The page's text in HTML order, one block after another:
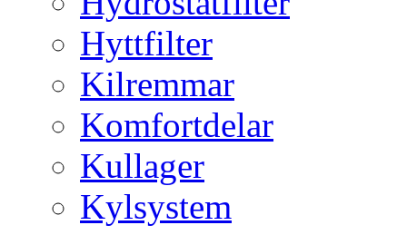
Hyttfilter
Kilremmar
Komfortdelar
Kullager
Kylsystem